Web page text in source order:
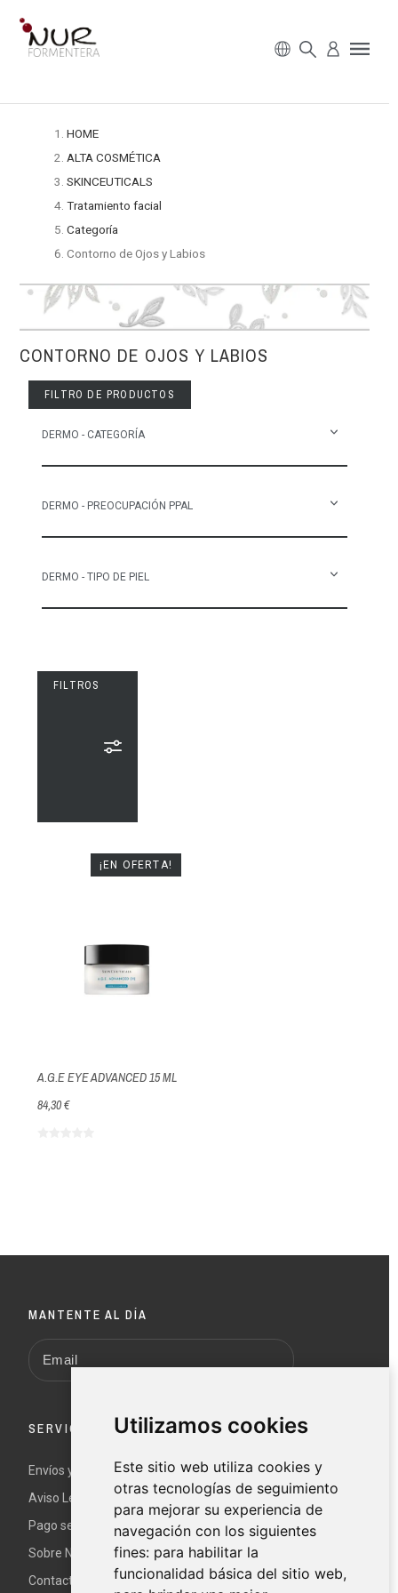
Utilizamos cookies
Este sitio web utiliza cookies y
otras tecnologías de seguimiento
para mejorar su experiencia de
navegación con los siguientes
fines: para habilitar la
funcionalidad básica del sitio web,
HOME
ALTA COSMÉTICA
SKINCEUTICALS
Tratamiento facial
Categoría
Contorno de Ojos y Labios
CONTORNO DE OJOS Y LABIOS
FILTROS
A.G.E EYE ADVANCED 15 ML
84,30 €
¡EN OFERTA!
FILTRO DE PRODUCTOS
DERMO - CATEGORÍA
DERMO - PREOCUPACIÓN PPAL
DERMO - TIPO DE PIEL
MANTENTE AL DÍA
SERVICIO AL CLIENTE
Envíos y devoluciones
Aviso Legal y términos y condiciones
Pago seguro
Sobre Nur
Contacte con nosotros